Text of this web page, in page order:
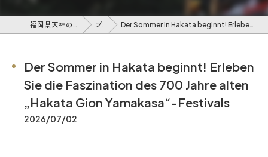
福岡県天神のレストランなら舞鶴キッチン ブログ Der Sommer in Hakata beginnt! Erleben Sie die Faszination des 700 Jahre alten „Hakata Gion Yamakasa“-Festivals
Der Sommer in Hakata beginnt! Erleben
Sie die Faszination des 700 Jahre alten
„Hakata Gion Yamakasa“-Festivals
2026/07/02